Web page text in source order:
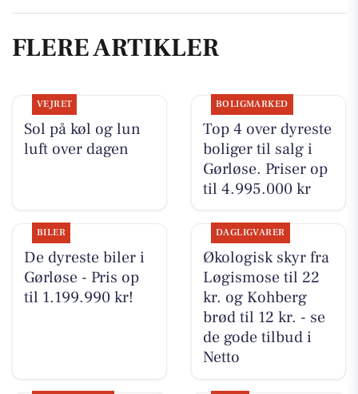
FLERE ARTIKLER
VEJRET
Sol på køl og lun
luft over dagen
BOLIGMARKED
Top 4 over dyreste
boliger til salg i
Gørløse. Priser op
til 4.995.000 kr
BILER
De dyreste biler i
Gørløse - Pris op
til 1.199.990 kr!
DAGLIGVARER
Økologisk skyr fra
Løgismose til 22
kr. og Kohberg
brød til 12 kr. - se
de gode tilbud i
Netto